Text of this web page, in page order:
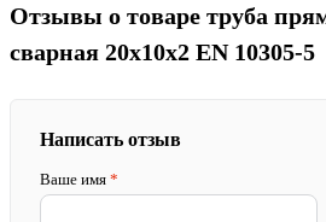
Отзывы о товаре труба
сварная 20х10х2 EN 10305-5
Написать отзыв
Ваше имя *